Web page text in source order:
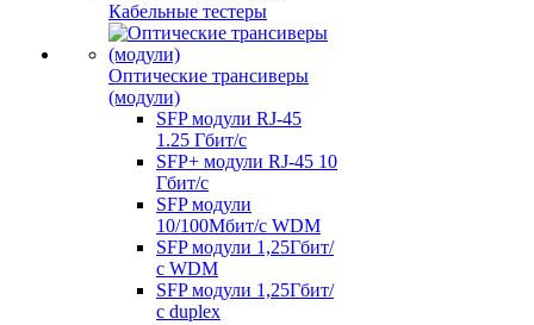
Кабельные тестеры
Оптические трансиверы
(модули)
SFP модули RJ-45
1.25 Гбит/c
SFP+ модули RJ-45 10
Гбит/c
SFP модули
10/100Мбит/с WDM
SFP модули 1,25Гбит/
с WDM
SFP модули 1,25Гбит/
с duplex